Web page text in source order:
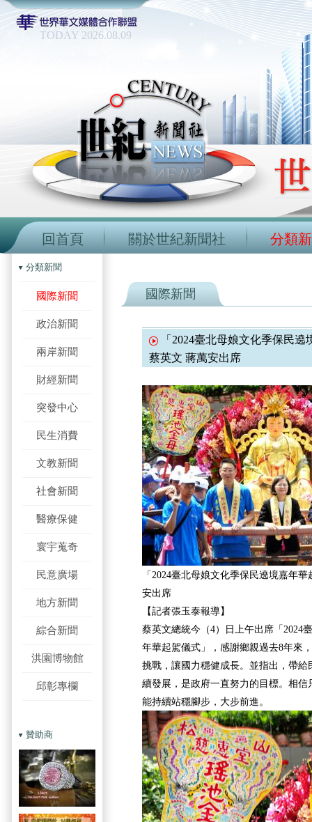
TODAY 2026.08.09
回首頁 關於世紀新聞社 分類
分類新聞
國際新聞
政治新聞
兩岸新聞
財經新聞
突發中心
民生消費
文教新聞
社會新聞
醫療保健
寰宇蒐奇
民意廣場
地方新聞
綜合新聞
洪園博物館
邱彰專欄
贊助商
國際新聞
「2024臺北母娘文化季保民
蔡英文 蔣萬安出席
「2024臺北母娘文化季保民遶境嘉年
安出席
【記者張玉泰報導】
蔡英文總統今（4）日上午出席「2024
年華起駕儀式」，感謝鄉親過去8年來
挑戰，讓國力穩健成長。並指出，帶
續發展，是政府一直努力的目標。相
能持續站穩腳步，大步前進。